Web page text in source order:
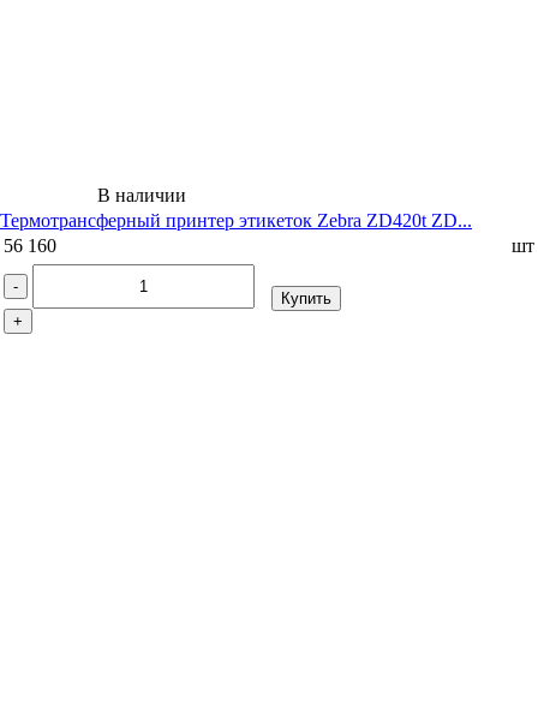
В наличии
Термотрансферный принтер этикеток Zebra ZD420t ZD...
56 160
шт
-
+
Купить